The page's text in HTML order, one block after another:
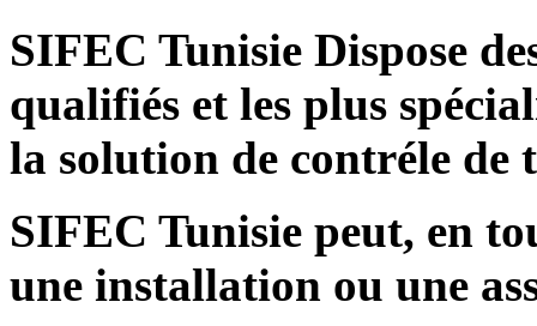
SIFEC Tunisie Dispose
qualifiés et les plus
la solution de contréle de
SIFEC Tunisie peut, en
une installation ou une